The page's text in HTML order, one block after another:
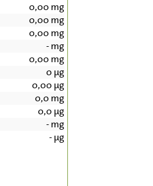
0,00 mg
0,00 mg
0,00 mg
-mg
0,00 mg
0 µg
0,00 µg
0,0 mg
0,0 µg
-mg
-µg